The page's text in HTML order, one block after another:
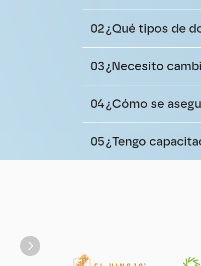
02¿Qué tipos de
03¿Necesito
04¿Cómo se
05¿Tengo